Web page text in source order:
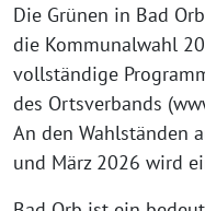
Die Grünen in Bad
die Kommunalwahl
vollständige
des Ortsverbands
An den Wahlständen
und März 2026 wird